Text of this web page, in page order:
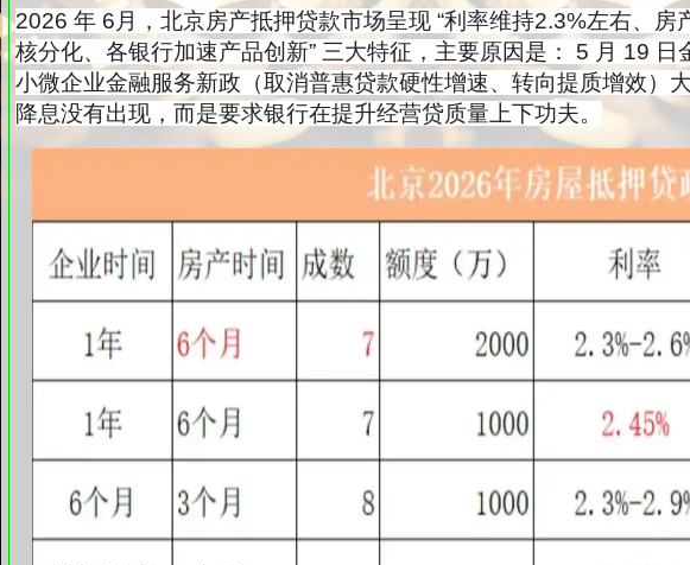
2026 年 6月，北京房产抵押贷款市场呈现 “利率维持2.3%左右、房
核分化、各银行加速产品创新” 三大特征，主要原因是： 5 月 19 日
小微企业金融服务新政（取消普惠贷款硬性增速、转向提质增效）
降息没有出现，而是要求银行在提升经营贷质量上下功夫。